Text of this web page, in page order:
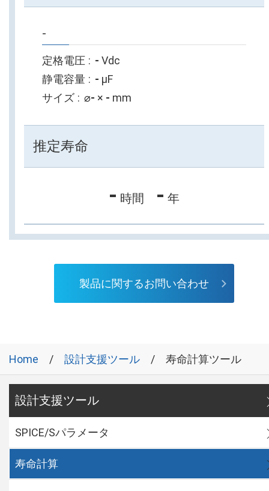
-
定格電圧 - Vdc
静電容量
- µF
サイズ
⌀- × - mm
推定寿命
- 時間 - 年
製品に関するお問い合わせ
Home 設計支援ツール 寿命計算ツール
設計支援ツール
SPICE/Sパラメータ
寿命計算